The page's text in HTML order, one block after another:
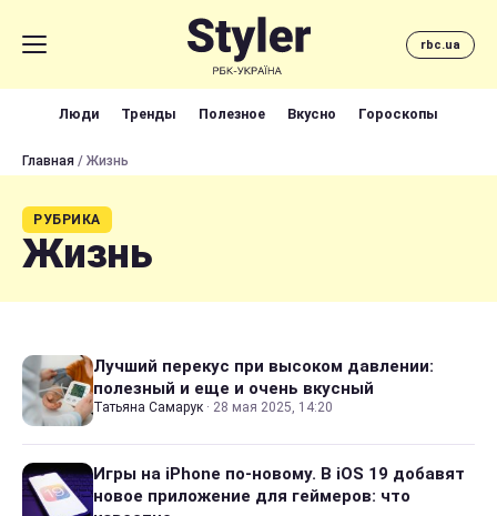
rbc.ua
Люди Тренды Полезное Вкусно Гороскопы
Главная / Жизнь
РУБРИКА
Жизнь
Лучший перекус при высоком давлении:
полезный и еще и очень вкусный
Татьяна Самарук · 28 мая 2025, 14:20
Игры на iPhone по-новому. В iOS 19 добавят
новое приложение для геймеров: что